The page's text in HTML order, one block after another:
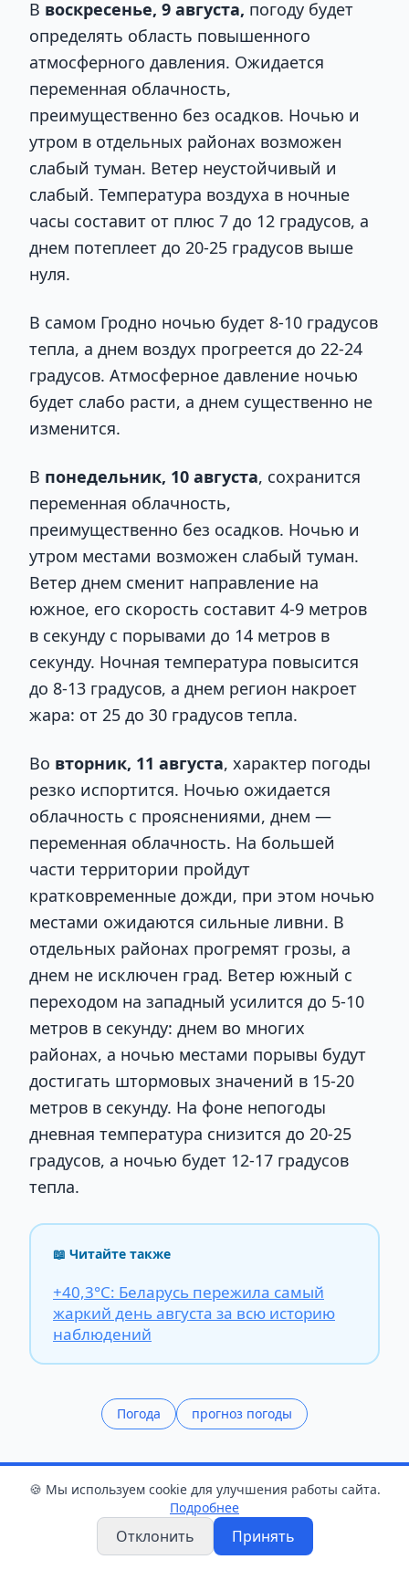
В воскресенье, 9 августа, погоду будет
определять область повышенного
атмосферного давления. Ожидается
переменная облачность,
преимущественно без осадков. Ночью и
утром в отдельных районах возможен
слабый туман. Ветер неустойчивый и
слабый. Температура воздуха в ночные
часы составит от плюс 7 до 12 градусов, а
днем потеплеет до 20-25 градусов выше
нуля.
В самом Гродно ночью будет 8-10 градусов
тепла, а днем воздух прогреется до 22-24
градусов. Атмосферное давление ночью
будет слабо расти, а днем существенно не
изменится.
В понедельник, 10 августа, сохранится
переменная облачность,
преимущественно без осадков. Ночью и
утром местами возможен слабый туман.
Ветер днем сменит направление на
южное, его скорость составит 4-9 метров
в секунду с порывами до 14 метров в
секунду. Ночная температура повысится
до 8-13 градусов, а днем регион накроет
жара: от 25 до 30 градусов тепла.
Во вторник, 11 августа, характер погоды
резко испортится. Ночью ожидается
облачность с прояснениями, днем —
переменная облачность. На большей
части территории пройдут
кратковременные дожди, при этом ночью
местами ожидаются сильные ливни. В
отдельных районах прогремят грозы, а
днем не исключен град. Ветер южный с
переходом на западный усилится до 5-10
метров в секунду: днем во многих
районах, а ночью местами порывы будут
достигать штормовых значений в 15-20
метров в секунду. На фоне непогоды
дневная температура снизится до 20-25
градусов, а ночью будет 12-17 градусов
тепла.
📖 Читайте также
+40,3°С: Беларусь пережила самый
жаркий день августа за всю историю
наблюдений
Погода прогноз погоды
Поделиться статьёй
🍪 Мы используем cookie для улучшения работы сайта.
Подробнее
Отклонить Принять